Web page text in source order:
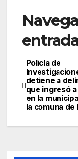
Policía de
detiene a
que ingresó
en la
la comuna de